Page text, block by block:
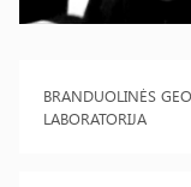
BRANDUOLINĖS
LABORATORIJA